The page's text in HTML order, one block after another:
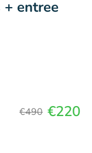
entree
€490 €220